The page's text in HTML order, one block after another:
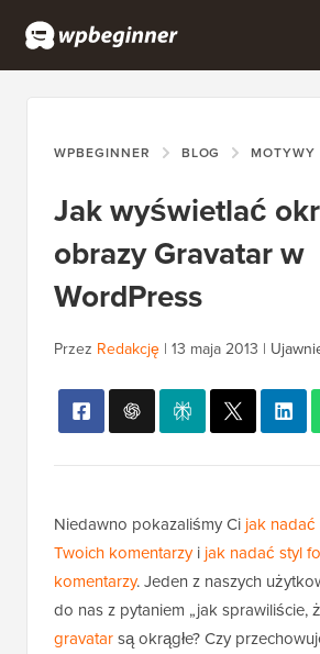
WPBEGINNER BLOG MOTYWY
Jak wyświetlać
obrazy Gravatar w
WordPress
Przez Redakcję | 13 maja 2013 |
Niedawno pokazaliśmy Ci jak nadać
Twoich komentarzyi jak nadać styl
komentarzy. Jeden z naszych
do nas z pytaniem „jak sprawiliście,
gravatarsą okrągłe? Czy